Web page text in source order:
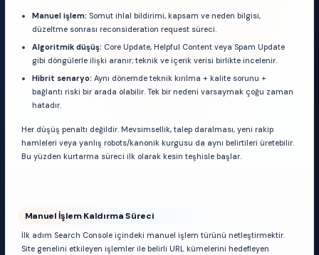
Manuel işlem: Somut ihlal bildirimi, kapsam ve neden bilgisi,
düzeltme sonrası reconsideration request süreci.
Algoritmik düşüş: Core Update, Helpful Content veya Spam Update
gibi döngülerle ilişki aranır; teknik ve içerik verisi birlikte incelenir.
Hibrit senaryo: Aynı dönemde teknik kırılma + kalite sorunu +
bağlantı riski bir arada olabilir. Tek bir nedeni varsaymak çoğu zaman
hatadır.
Her düşüş penaltı değildir. Mevsimsellik, talep daralması, yeni rakip
hamleleri veya yanlış robots/kanonik kurgusu da aynı belirtileri üretebilir.
Bu yüzden kurtarma süreci ilk olarak kesin teşhisle başlar.
Manuel İşlem Kaldırma Süreci
İlk adım Search Console içindeki manuel işlem türünü netleştirmektir.
Site genelini etkileyen işlemler ile belirli URL kümelerini hedefleyen